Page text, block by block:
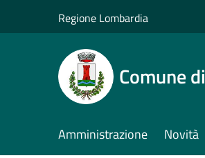
Regione Lombardia
Comune
Amministrazione Novità